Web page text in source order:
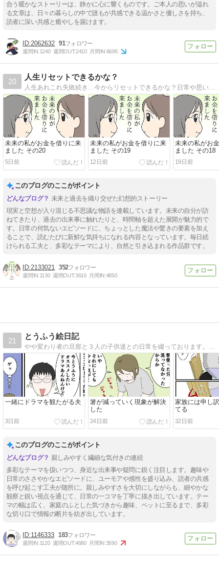
合う暖かなストーリーは、静かに心に響くものです。ご本人の思いが溢れ
る文章は、日々の暮らしの中で誰もが共感できる温かさと優しさを持ち、
読者に深い共感と癒やしを届けます。
2062632 91
週間IN:1240 週間OUT:2410 月間IN:6695
20
人生リセットできるかな？
未来の私がお金を借りに来
ました その20
5日前
未来の私がお金を借りに来
ました その19
12日前
未来の私がお
ました その18
19日前
このブログのここがポイント
未来と過去を織り交ぜた幻想的ストーリー
現実と空想が入り混じる不思議な物語を連載しています。未来の自分が訪
ねてきたり、過去の出来事に触れたりと、時間軸を超えた展開が魅力的で
す。日常の何気ないエピソードに、ちょっとした魔法や驚きの要素を加え
ることで、読むたびに新鮮な気持ちになれる内容となっています。毎日続
けられる工夫と、多彩なテーマにより、自然と引き込まれる作品群です。
2133021 352
週間IN:1130 週間OUT:3610 月間IN:4850
21
とうふう絵日記
一緒にドラマを観たがる夫
3日前
箸が減っていく現象が解決
した
24日前
家族には申し
てる
32日前
このブログのここがポイント
親しみやすく繊細な気付きの連続
多彩なテーマを扱いつつ、身近な出来事や疑問に鋭く注目します。趣味や
日常のささやかなエピソードに、ユーモアや感性を盛り込み、読者の共感
を呼び起こす工夫が随所に。親しみやすさを大切にしながらも、細やかな
観察と鋭い視点を通じて、日常の一コマを丁寧に描き出しています。テー
マの幅は広く、家庭のふとした気づきから趣味、ペットに至るまで、多彩
な切り口で情報の断片を紡ぎ出しています。
1146333 183
週間IN:1120 週間OUT:4680 月間IN:3590